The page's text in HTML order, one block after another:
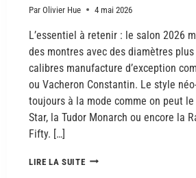
Par Olivier Hue 4 mai 2026
L’essentiel à retenir : le salon 2026
des montres avec des diamètres
calibres manufacture d’exception
ou Vacheron Constantin. Le style
toujours à la mode comme on peut le
Star, la Tudor Monarch ou encore la
Fifty. […]
LIRE LA SUITE